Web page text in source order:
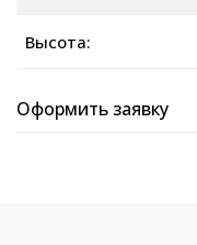
Высота:
Оформить заявку